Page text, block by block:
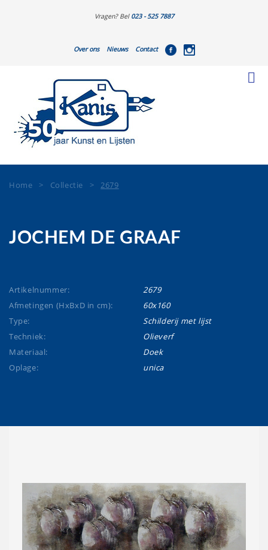
Vragen? Bel 023 - 525 7887
Over ons Nieuws Contact
Home > Collectie >2679
JOCHEM DE GRAAF
Artikelnummer:
2679
Afmetingen (HxBxD in cm):
60x160
Type:
Schilderij met lijst
Techniek:
Olieverf
Materiaal:
Doek
Oplage:
unica